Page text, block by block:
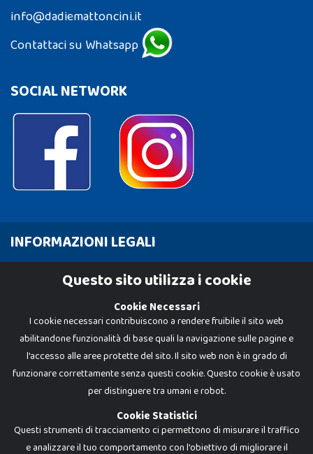
info@dadiemattoncini.it
Contattaci su Whatsapp
SOCIAL NETWORK
INFORMAZIONI LEGALI
Cookie PolicyQuesto sito utilizza i cookie
Cookie Necessari
I cookie necessari contribuiscono a rendere fruibile il sito web
abilitandone funzionalità di base quali la navigazione sulle pagine e
l'accesso alle aree protette del sito. Il sito web non è in grado di
funzionare correttamente senza questi cookie. Questo cookie è usato
per distinguere tra umani e robot.
Cookie Statistici
Questi strumenti di tracciamento ci permettono di misurare il traffico
e analizzare il tuo comportamento con l'obiettivo di migliorare il